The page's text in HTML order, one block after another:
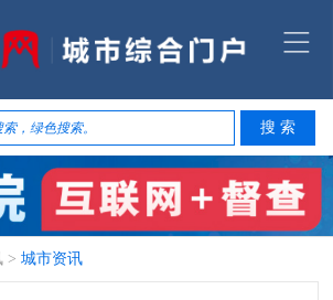
>城市资讯